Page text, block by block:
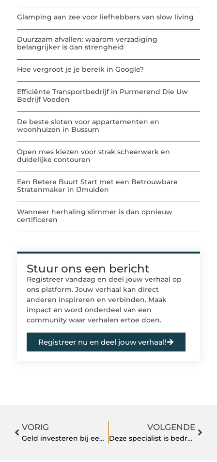
Glamping aan zee voor liefhebbers van slow living
Duurzaam afvallen: waarom verzadiging
belangrijker is dan strengheid
Hoe vergroot je je bereik in Google?
Efficiënte Transportbedrijf in Purmerend Die Uw
Bedrijf Voeden
De beste sloten voor appartementen en
woonhuizen in Bussum
Open mes kiezen voor strak scheerwerk en
duidelijke contouren
Een Betere Buurt Start met een Betrouwbare
Stratenmaker in IJmuiden
Wanneer herhaling slimmer is dan opnieuw
certificeren
Stuur ons een bericht
Registreer vandaag en deel jouw verhaal op
ons platform. Jouw verhaal kan direct
anderen inspireren en verbinden. Maak
impact en word onderdeel van een
community waar verhalen ertoe doen.
Registreer nu en deel jouw verhaal!
VORIG
Geld investeren bij een expert in vastgoed
VOLGENDE
Deze specialist is bedreven in het heien van palen